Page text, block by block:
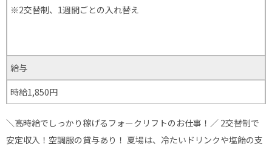
※2交替制、1週間ごとの入れ替え
給与
時給1,850円
＼高時給でしっかり稼げるフォークリフトのお仕事！／ 2交替制で
安定収入！空調服の貸与あり！ 夏場は、冷たいドリンクや塩飴の支